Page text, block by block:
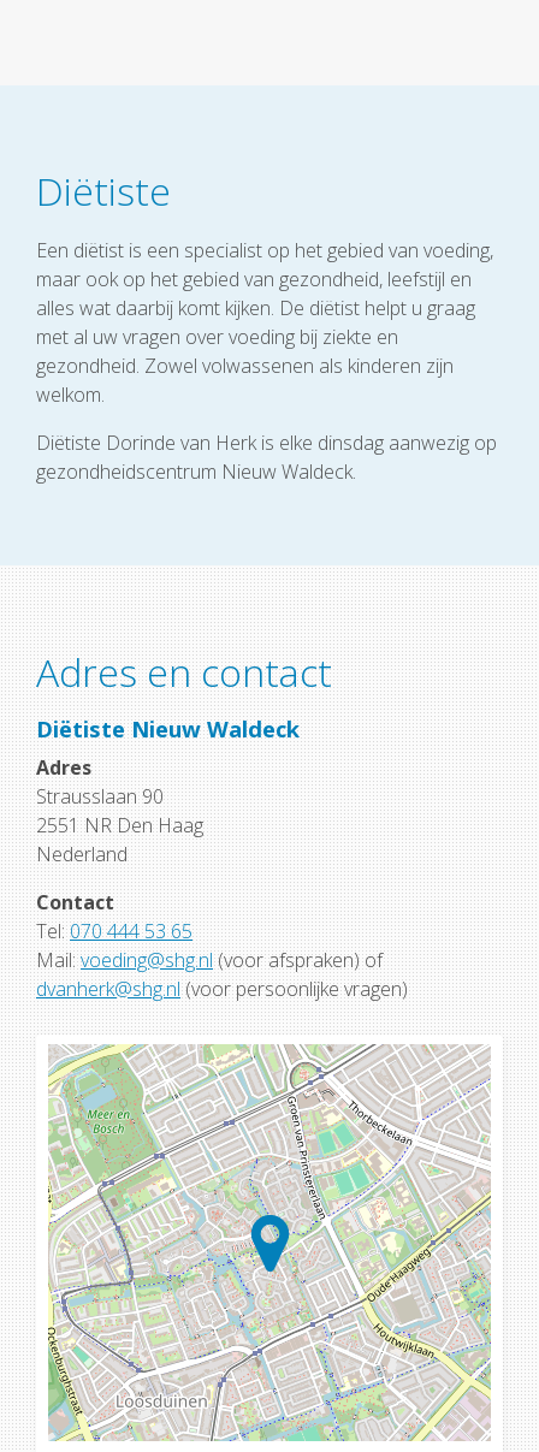
Diëtiste
Een diëtist is een specialist op het gebied van voeding,
maar ook op het gebied van gezondheid, leefstijl en
alles wat daarbij komt kijken. De diëtist helpt u graag
met al uw vragen over voeding bij ziekte en
gezondheid. Zowel volwassenen als kinderen zijn
welkom.
Diëtiste Dorinde van Herk is elke dinsdag aanwezig op
gezondheidscentrum Nieuw Waldeck.
Adres en contact
Diëtiste Nieuw Waldeck
Adres
Strausslaan 90
2551 NR Den Haag
Nederland
Contact
Tel:070 444 53 65
Mail:voeding@shg.nl(voor afspraken) of
dvanherk@shg.nl(voor persoonlijke vragen)
Loading...